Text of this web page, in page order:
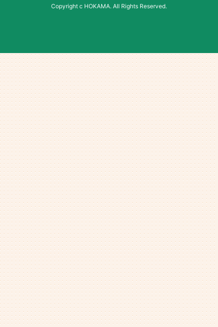
Copyright c HOKAMA. All Rights Reserved.